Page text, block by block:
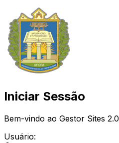
Iniciar Sessão
Bem-vindo ao Gestor Sites 2.0
Usuário: